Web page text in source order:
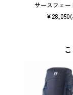
サースフェー
¥28,050